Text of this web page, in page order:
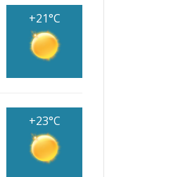
+21°C
+23°C